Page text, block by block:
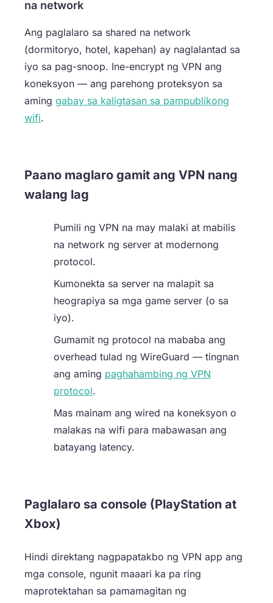
na network
Ang paglalaro sa shared na network
(dormitoryo, hotel, kapehan) ay naglalantad sa
iyo sa pag-snoop. Ine-encrypt ng VPN ang
koneksyon — ang parehong proteksyon sa
aming gabay sa kaligtasan sa pampublikong
wifi.
Paano maglaro gamit ang VPN nang
walang lag
Pumili ng VPN na may malaki at mabilis
na network ng server at modernong
protocol.
Kumonekta sa server na malapit sa
heograpiya sa mga game server (o sa
iyo).
Gumamit ng protocol na mababa ang
overhead tulad ng WireGuard — tingnan
ang aming paghahambing ng VPN
protocol.
Mas mainam ang wired na koneksyon o
malakas na wifi para mabawasan ang
batayang latency.
Paglalaro sa console (PlayStation at
Xbox)
Hindi direktang nagpapatakbo ng VPN app ang
mga console, ngunit maaari ka pa ring
maprotektahan sa pamamagitan ng